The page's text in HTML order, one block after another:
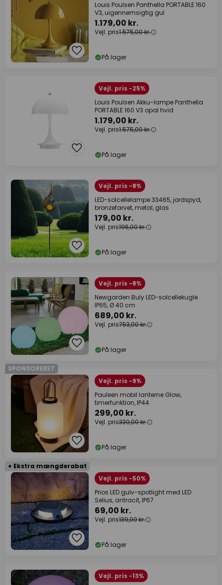
Louis Poulsen Panthella PORTABLE 160
V3, uigennemsigtig gul
1.179,00 kr.
Vejl. pris1.575,00 kr.
På lager
Vejl. pris -25%
Louis Poulsen Akku-lampe Panthella
PORTABLE 160 V3 opal hvid
1.179,00 kr.
Vejl. pris1.575,00 kr.
På lager
Vejl. pris -8%
LED-solcellelampe 33465, jordspyd,
bronzefarvet, metal, glas
179,00 kr.
Vejl. pris196,00 kr.
På lager
Vejl. pris -8%
Newgarden Buly LED-solcellekugle
IP65, Ø 40 cm
689,00 kr.
Vejl. pris753,00 kr.
På lager
SPONSORERET
Vejl. pris -9%
Pauleen mobil lanterne Glow,
timerfunktion, IP44
299,00 kr.
Vejl. pris330,00 kr.
På lager
+ Ekstra mængderabat
Vejl. pris -50%
Prios LED gulv-spotlight med LED
Selius, antracit, IP67
69,00 kr.
Vejl. pris139,00 kr.
På lager
Vejl. pris -13%